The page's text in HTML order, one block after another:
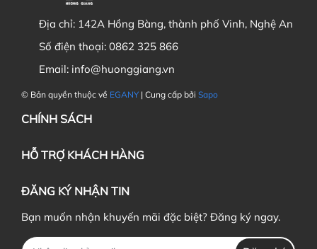
Địa chỉ: 142A Hồng Bàng, thành phố Vinh, Nghệ An
Số điện thoại: 0862 325 866
Email: info@huonggiang.vn
© Bản quyền thuộc về EGANY | Cung cấp bởi Sapo
CHÍNH SÁCH
HỖ TRỢ KHÁCH HÀNG
ĐĂNG KÝ NHẬN TIN
Bạn muốn nhận khuyến mãi đặc biệt? Đăng ký ngay.